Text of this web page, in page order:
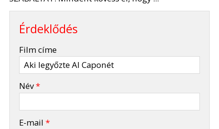
Érdeklődés
Film címe
Név*
E-mail*